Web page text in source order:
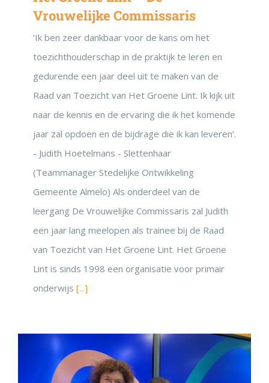
Vrouwelijke Commissaris
‘Ik ben zeer dankbaar voor de kans om het
toezichthouderschap in de praktijk te leren en
gedurende een jaar deel uit te maken van de
Raad van Toezicht van Het Groene Lint. Ik kijk uit
naar de kennis en de ervaring die ik het komende
jaar zal opdoen en de bijdrage die ik kan leveren’.
- Judith Hoetelmans - Slettenhaar
(Teammanager Stedelijke Ontwikkeling
Gemeente Almelo) Als onderdeel van de
leergang De Vrouwelijke Commissaris zal Judith
een jaar lang meelopen als trainee bij de Raad
van Toezicht van Het Groene Lint. Het Groene
Lint is sinds 1998 een organisatie voor primair
onderwijs [...]